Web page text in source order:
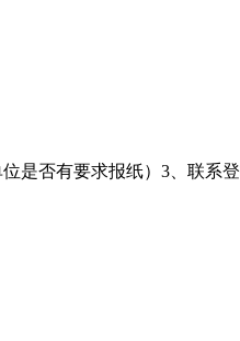
是否有要求报纸）3、联系